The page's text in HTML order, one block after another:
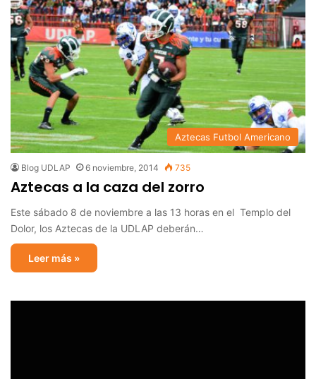
Aztecas Futbol Americano
Blog UDLAP 6 noviembre, 2014 735
Aztecas a la caza del zorro
Este sábado 8 de noviembre a las 13 horas en el Templo del
Dolor, los Aztecas de la UDLAP deberán…
Leer más »